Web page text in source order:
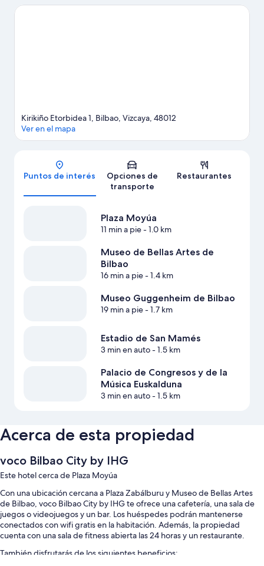
Zabálburu y Plaza Moyúa. ¿Quieres asistir a un evento o partido
Mapa
Kirikiño Etorbidea 1, Bilbao, Vizcaya, 48012
Ver en el mapa
Puntos de interés
Opciones de
transporte
Restaurantes
Plaza Moyúa
11 min a pie- 1.0 km
Museo de Bellas Artes de
Bilbao
16 min a pie- 1.4 km
Museo Guggenheim de Bilbao
19 min a pie- 1.7 km
Estadio de San Mamés
3 min en auto- 1.5 km
Palacio de Congresos y de la
Música Euskalduna
3 min en auto- 1.5 km
Acerca de esta propiedad
voco Bilbao City by IHG
Este hotel cerca de Plaza Moyúa
Con una ubicación cercana a Plaza Zabálburu y Museo de Bellas Artes
de Bilbao, voco Bilbao City by IHG te ofrece una cafetería, una sala de
juegos o videojuegos y un bar. Los huéspedes podrán mantenerse
conectados con wifi gratis en la habitación. Además, la propiedad
cuenta con una sala de fitness abierta las 24 horas y un restaurante.
También disfrutarás de los siguientes beneficios: